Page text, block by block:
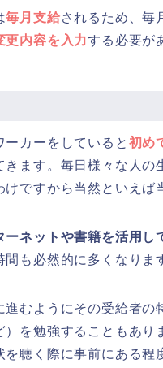
毎月支給されるため、毎
更内容を入力する必要が
カーをしていると 初め
きます。毎日様々な人の
ですから当然といえば
ーネットや書籍を活用し
間も必然的に多くなりま
進むようにその受給者の
）を勉強することもあり
を聴く際に事前にある程